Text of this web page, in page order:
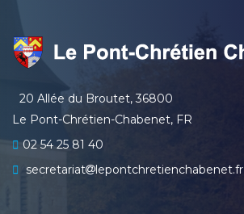
20 Allée du Broutet, 36800
Le Pont-Chrétien-Chabenet, FR
02 54 25 81 40
secretariat
lepontchretienchabenet.fr